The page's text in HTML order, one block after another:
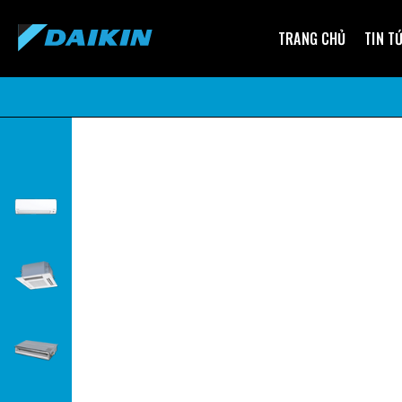
TRANG CHỦ TIN